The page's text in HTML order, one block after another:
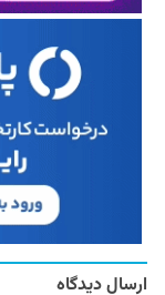
ارسال دیدگاه